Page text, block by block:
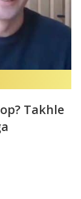
Takhle